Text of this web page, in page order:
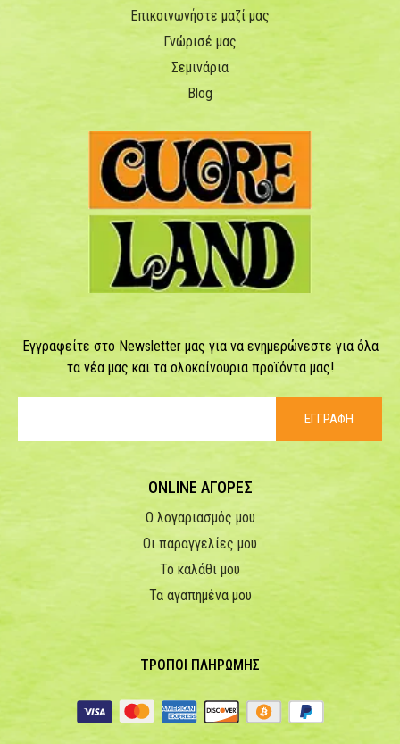
Επικοινωνήστε μαζί μας
Γνώρισέ μας
Σεμινάρια
Blog
Εγγραφείτε στο Newsletter μας για να ενημερώνεστε για όλα
τα νέα μας και τα ολοκαίνουρια προϊόντα μας!
ΕΓΓΡΑΦΗ
ONLINE ΑΓΟΡΕΣ
Ο λογαριασμός μου
Οι παραγγελίες μου
Το καλάθι μου
Τα αγαπημένα μου
ΤΡΟΠΟΙ ΠΛΗΡΩΜΗΣ